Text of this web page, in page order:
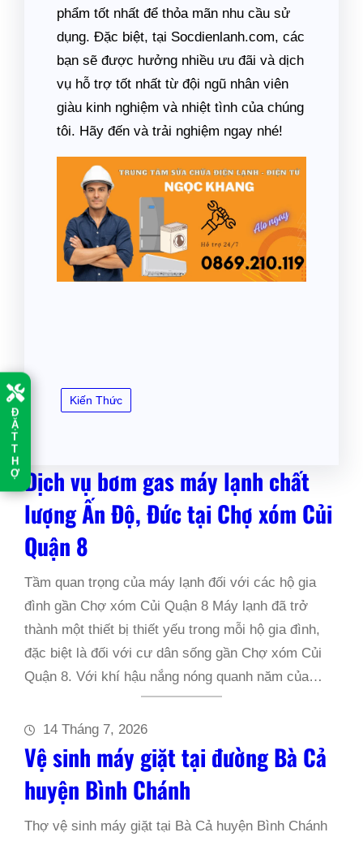
Đ
Ặ
T
T
H
Ợ
phẩm tốt nhất để thỏa mãn nhu cầu sử
dụng. Đặc biệt, tại Socdienlanh.com, các
bạn sẽ được hưởng nhiều ưu đãi và dịch
vụ hỗ trợ tốt nhất từ đội ngũ nhân viên
giàu kinh nghiệm và nhiệt tình của chúng
tôi. Hãy đến và trải nghiệm ngay nhé!
Kiến Thức
Dịch vụ bơm gas máy lạnh chất
lượng Ấn Độ, Đức tại Chợ xóm Củi
Quận 8
Tầm quan trọng của máy lạnh đối với các hộ gia
đình gần Chợ xóm Củi Quận 8 Máy lạnh đã trở
thành một thiết bị thiết yếu trong mỗi hộ gia đình,
đặc biệt là đối với cư dân sống gần Chợ xóm Củi
Quận 8. Với khí hậu nắng nóng quanh năm của…
14 Tháng 7, 2026
Vệ sinh máy giặt tại đường Bà Cả
huyện Bình Chánh
Thợ vệ sinh máy giặt tại Bà Cả huyện Bình Chánh